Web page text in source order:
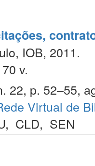
IOB, 2011.
v.
22, p. 52–55,
Virtual de
, CLD, SEN